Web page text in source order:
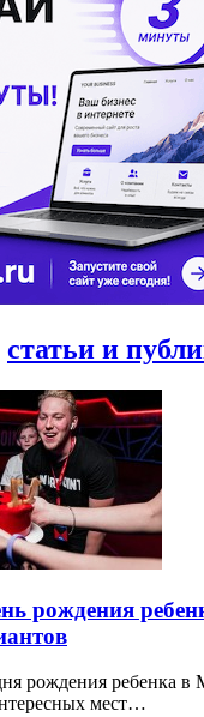
статьи и
рождения
рождения ребенка
мест…